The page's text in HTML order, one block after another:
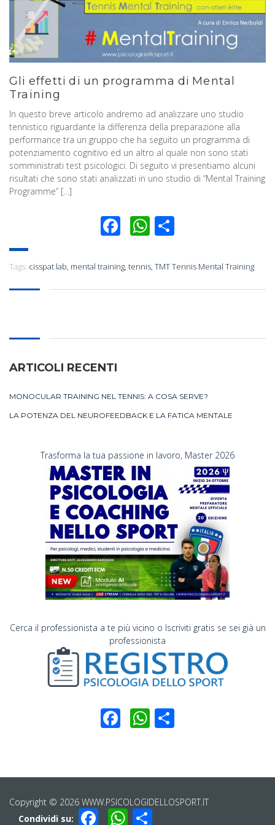
Gli effetti di un programma di Mental
Training
In questo breve articolo andremo ad analizzare uno studio
tennistico riguardante la differenza della preparazione alla
performance tra un gruppo che ha seguito un programma di
potenziamento cognitivo ed un altro al quale non sono stati
somministrati test psicologici. Di seguito vi presentiamo alcuni
risultati che sono stati analizzati in uno studio di “Mental Training
Programme” […]
Facebook
WhatsApp
Tags: cisspat lab mental training tennis TMT Tennis Mental Training
ARTICOLI RECENTI
MONOCULAR TRAINING NEL TENNIS: A COSA SERVE?
LA POTENZA DEL NEUROFEEDBACK E LA FATICA MENTALE
Trasforma la tua passione in lavoro, Master 2026
Cerca il professionista a te più vicino o Iscriviti gratis se sei già un
professionista
Facebook
WhatsApp
Copyright © 2026 WWW.PSICOLOGIDELLOSPORT.IT
Condividi su:
Facebook
WhatsApp